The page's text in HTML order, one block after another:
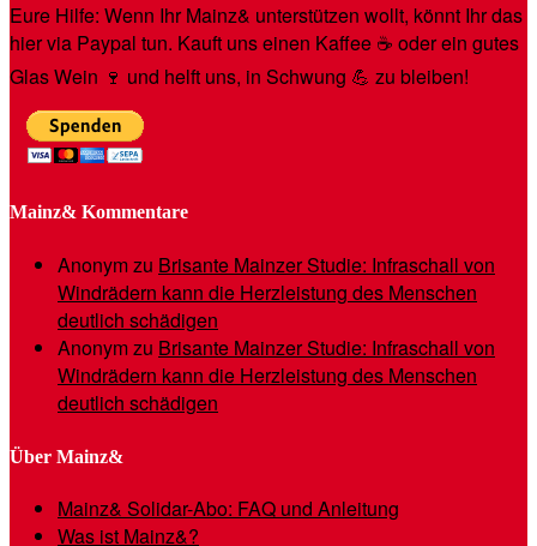
Eure Hilfe: Wenn Ihr Mainz& unterstützen wollt, könnt Ihr das
hier via Paypal tun. Kauft uns einen Kaffee ☕️ oder ein gutes
Glas Wein 🍷 und helft uns, in Schwung 💪 zu bleiben!
Mainz& Kommentare
Anonymzu Brisante Mainzer Studie: Infraschall von
Windrädern kann die Herzleistung des Menschen
deutlich schädigen
Anonymzu Brisante Mainzer Studie: Infraschall von
Windrädern kann die Herzleistung des Menschen
deutlich schädigen
Über Mainz&
Mainz& Solidar-Abo: FAQ und Anleitung
Was ist Mainz&?